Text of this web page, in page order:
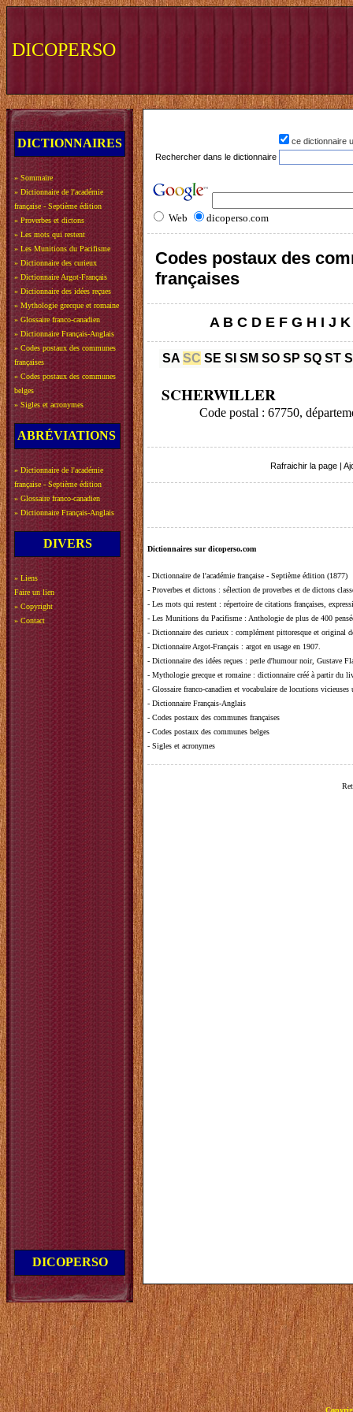
DICOPERSO
DICTIONNAIRES
» Sommaire
» Dictionnaire de l'académie
française - Septième édition
» Proverbes et dictons
» Les mots qui restent
» Les Munitions du Pacifisme
» Dictionnaire des curieux
» Dictionnaire Argot-Français
» Dictionnaire des idées reçues
» Mythologie grecque et romaine
» Glossaire franco-canadien
» Dictionnaire Français-Anglais
» Codes postaux des communes
françaises
» Codes postaux des communes
belges
» Sigles et acronymes
ABRÉVIATIONS
» Dictionnaire de l'académie
française - Septième édition
» Glossaire franco-canadien
» Dictionnaire Français-Anglais
DIVERS
» Liens
Faire un lien
» Copyright
» Contact
DICOPERSO
ce dictionnaire
Rechercher dans le dictionnaire
Web dicoperso.com
Codes postaux des
françaises
A B C D E F G H I J K
SA SC SE SI SM SO SP SQ ST
SCHERWILLER
Code postal : 67750,
Rafraichir la page
Dictionnaires sur dicoperso.com
- Dictionnaire de l'académie française - Septième édition (1877)
- Proverbes et dictons : sélection de proverbes et de dictons
- Les mots qui restent : répertoire de citations françaises,
- Les Munitions du Pacifisme : Anthologie de plus de 400
- Dictionnaire des curieux : complément pittoresque et original
- Dictionnaire Argot-Français : argot en usage en 1907.
- Dictionnaire des idées reçues : perle d'humour noir, Gustave
- Mythologie grecque et romaine : dictionnaire créé à partir du
- Glossaire franco-canadien et vocabulaire de locutions vicieuses
- Dictionnaire Français-Anglais
- Codes postaux des communes françaises
- Codes postaux des communes belges
- Sigles et acronymes